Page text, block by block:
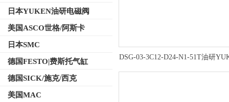
日本YUKEN油研电磁阀
美国ASCO世格/阿斯卡
日本SMC
德国FESTO|费斯托气缸
德国SICK/施克/西克
美国MAC
DSG-03-3C12-D24-N1-51T油研